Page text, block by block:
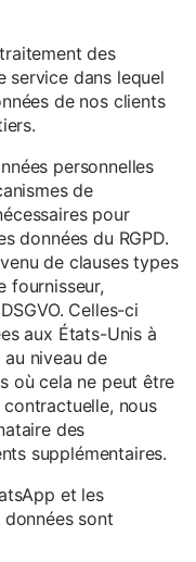
des
service dans lequel
de nos clients
personnelles
de
pour
données du RGPD.
de clauses types
fournisseur,
Celles-ci
aux États-Unis à
niveau de
où cela ne peut être
nous
des
supplémentaires.
et les
sont